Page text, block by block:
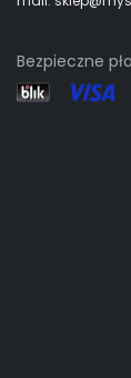
Bezpieczne